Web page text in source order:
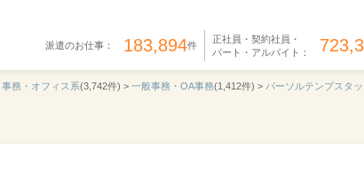
派遣のお仕事： 183,894件
正社員・契約社員・
パート・アルバイト：
事務・オフィス系(3,742件) > 一般事務・OA事務(1,412件) > パーソルテンプスタ